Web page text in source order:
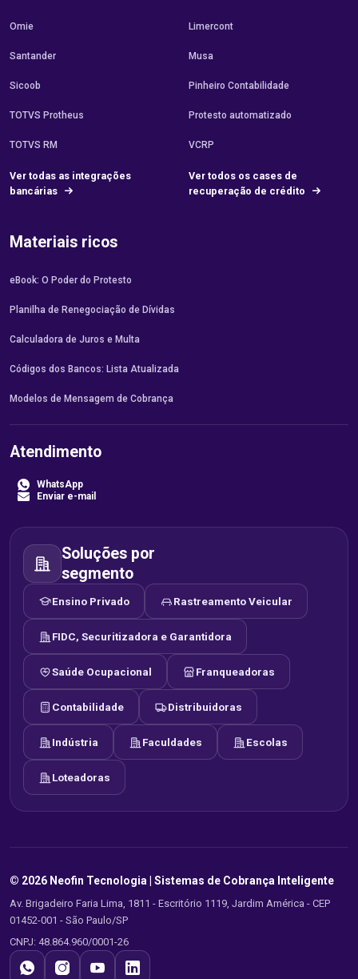
Omie
Santander
Sicoob
TOTVS Protheus
TOTVS RM
Ver todas as integrações
bancárias
Limercont
Musa
Pinheiro Contabilidade
Protesto automatizado
VCRP
Ver todos os cases de
recuperação de crédito
Materiais ricos
eBook: O Poder do Protesto
Planilha de Renegociação de Dívidas
Calculadora de Juros e Multa
Códigos dos Bancos: Lista Atualizada
Modelos de Mensagem de Cobrança
Atendimento
WhatsApp
Enviar e-mail
Soluções por
segmento
Ensino Privado Rastreamento Veicular
FIDC, Securitizadora e Garantidora
Saúde Ocupacional Franqueadoras
Contabilidade Distribuidoras
Indústria Faculdades Escolas
Loteadoras
© 2026 Neofin Tecnologia | Sistemas de Cobrança Inteligente
Av. Brigadeiro Faria Lima, 1811 - Escritório 1119, Jardim América - CEP
01452-001 - São Paulo/SP
CNPJ: 48.864.960/0001-26